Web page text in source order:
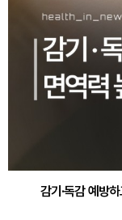
감기·독감 예방